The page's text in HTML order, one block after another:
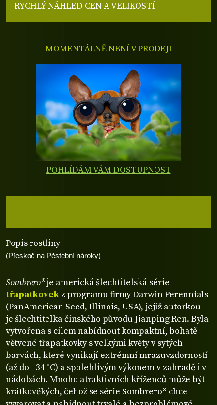
Popis rostliny
(Přeskoč na Pěstební nároky)
Sombrero®je americká šlechtitelská série
třapatkovek z programu firmy Darwin Perennials
(PanAmerican Seed, Illinois, USA), jejíž autorkou
je šlechtitelka čínského původu Jianping Ren. Byla
vytvořena s cílem nabídnout kompaktní, bohatě
větvené třapatkovky s velkými květy v sytých
barvách, které vynikají extrémní mrazuvzdorností
(až do –34 °C) a spolehlivým výkonem v zahradě i v
nádobách. Mnoho atraktivních kříženců může být
krátkověkých, čehož se série Sombrero® chce
RYCHLÝ NÁHLED CEN A VELIKOSTÍ
MOMENTÁLNĚ NENÍ V PRODEJI
POHLÍDÁM VÁM DOSTUPNOST